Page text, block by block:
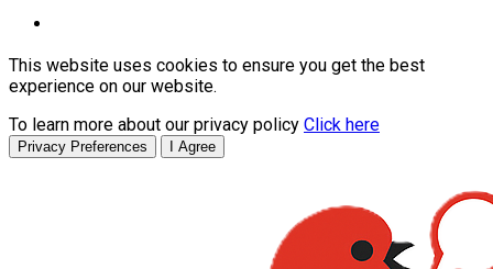
This website uses cookies to ensure you get the best
experience on our website.
To learn more about our privacy policy Click here
Privacy Preferences I Agree